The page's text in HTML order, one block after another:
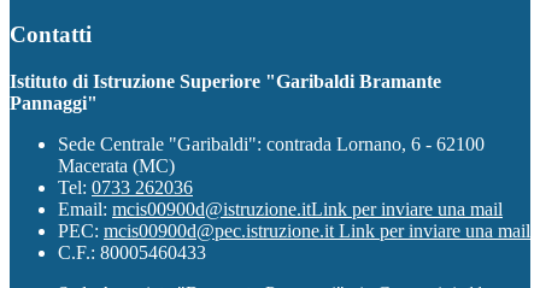
Contatti
Istituto di Istruzione Superiore "Garibaldi Bramante
Pannaggi"
Sede Centrale "Garibaldi": contrada Lornano, 6 - 62100
Macerata (MC)
Tel: 0733 262036
Email: mcis00900d@istruzione.itLink per inviare una mail
PEC: mcis00900d@pec.istruzione.it Link per inviare una mail
C.F.: 80005460433